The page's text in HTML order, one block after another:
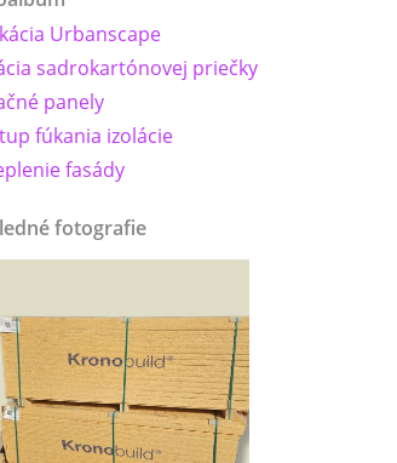
Urbanscape
sadrokartónovej priečky
panely
fúkania izolácie
fasády
fotografie